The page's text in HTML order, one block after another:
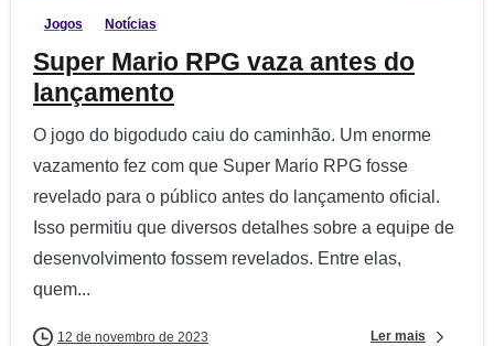
Jogos Notícias
Super Mario RPG vaza antes do
lançamento
O jogo do bigodudo caiu do caminhão. Um enorme
vazamento fez com que Super Mario RPG fosse
revelado para o público antes do lançamento oficial.
Isso permitiu que diversos detalhes sobre a equipe de
desenvolvimento fossem revelados. Entre elas,
quem...
12 de novembro de 2023 Ler mais